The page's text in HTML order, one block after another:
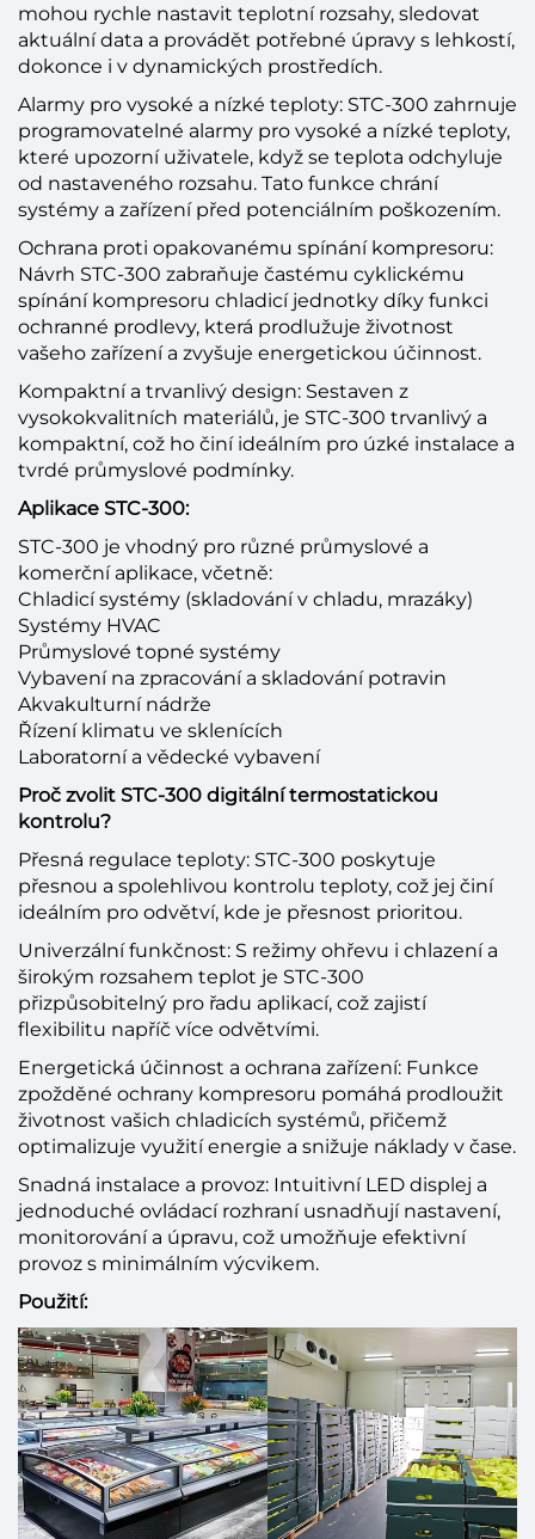
mohou rychle nastavit teplotní rozsahy, sledovat
aktuální data a provádět potřebné úpravy s lehkostí,
dokonce i v dynamických prostředích.
Alarmy pro vysoké a nízké teploty: STC-300 zahrnuje
programovatelné alarmy pro vysoké a nízké teploty,
které upozorní uživatele, když se teplota odchyluje
od nastaveného rozsahu. Tato funkce chrání
systémy a zařízení před potenciálním poškozením.
Ochrana proti opakovanému spínání kompresoru:
Návrh STC-300 zabraňuje častému cyklickému
spínání kompresoru chladicí jednotky díky funkci
ochranné prodlevy, která prodlužuje životnost
vašeho zařízení a zvyšuje energetickou účinnost.
Kompaktní a trvanlivý design: Sestaven z
vysokokvalitních materiálů, je STC-300 trvanlivý a
kompaktní, což ho činí ideálním pro úzké instalace a
tvrdé průmyslové podmínky.
Aplikace STC-300:
STC-300 je vhodný pro různé průmyslové a
komerční aplikace, včetně:
Chladicí systémy (skladování v chladu, mrazáky)
Systémy HVAC
Průmyslové topné systémy
Vybavení na zpracování a skladování potravin
Akvakulturní nádrže
Řízení klimatu ve sklenících
Laboratorní a vědecké vybavení
Proč zvolit STC-300 digitální termostatickou
kontrolu?
Přesná regulace teploty: STC-300 poskytuje
přesnou a spolehlivou kontrolu teploty, což jej činí
ideálním pro odvětví, kde je přesnost prioritou.
Univerzální funkčnost: S režimy ohřevu i chlazení a
širokým rozsahem teplot je STC-300
přizpůsobitelný pro řadu aplikací, což zajistí
flexibilitu napříč více odvětvími.
Energetická účinnost a ochrana zařízení: Funkce
zpožděné ochrany kompresoru pomáhá prodloužit
životnost vašich chladicích systémů, přičemž
optimalizuje využití energie a snižuje náklady v čase.
Snadná instalace a provoz: Intuitivní LED displej a
jednoduché ovládací rozhraní usnadňují nastavení,
monitorování a úpravu, což umožňuje efektivní
provoz s minimálním výcvikem.
Použití: